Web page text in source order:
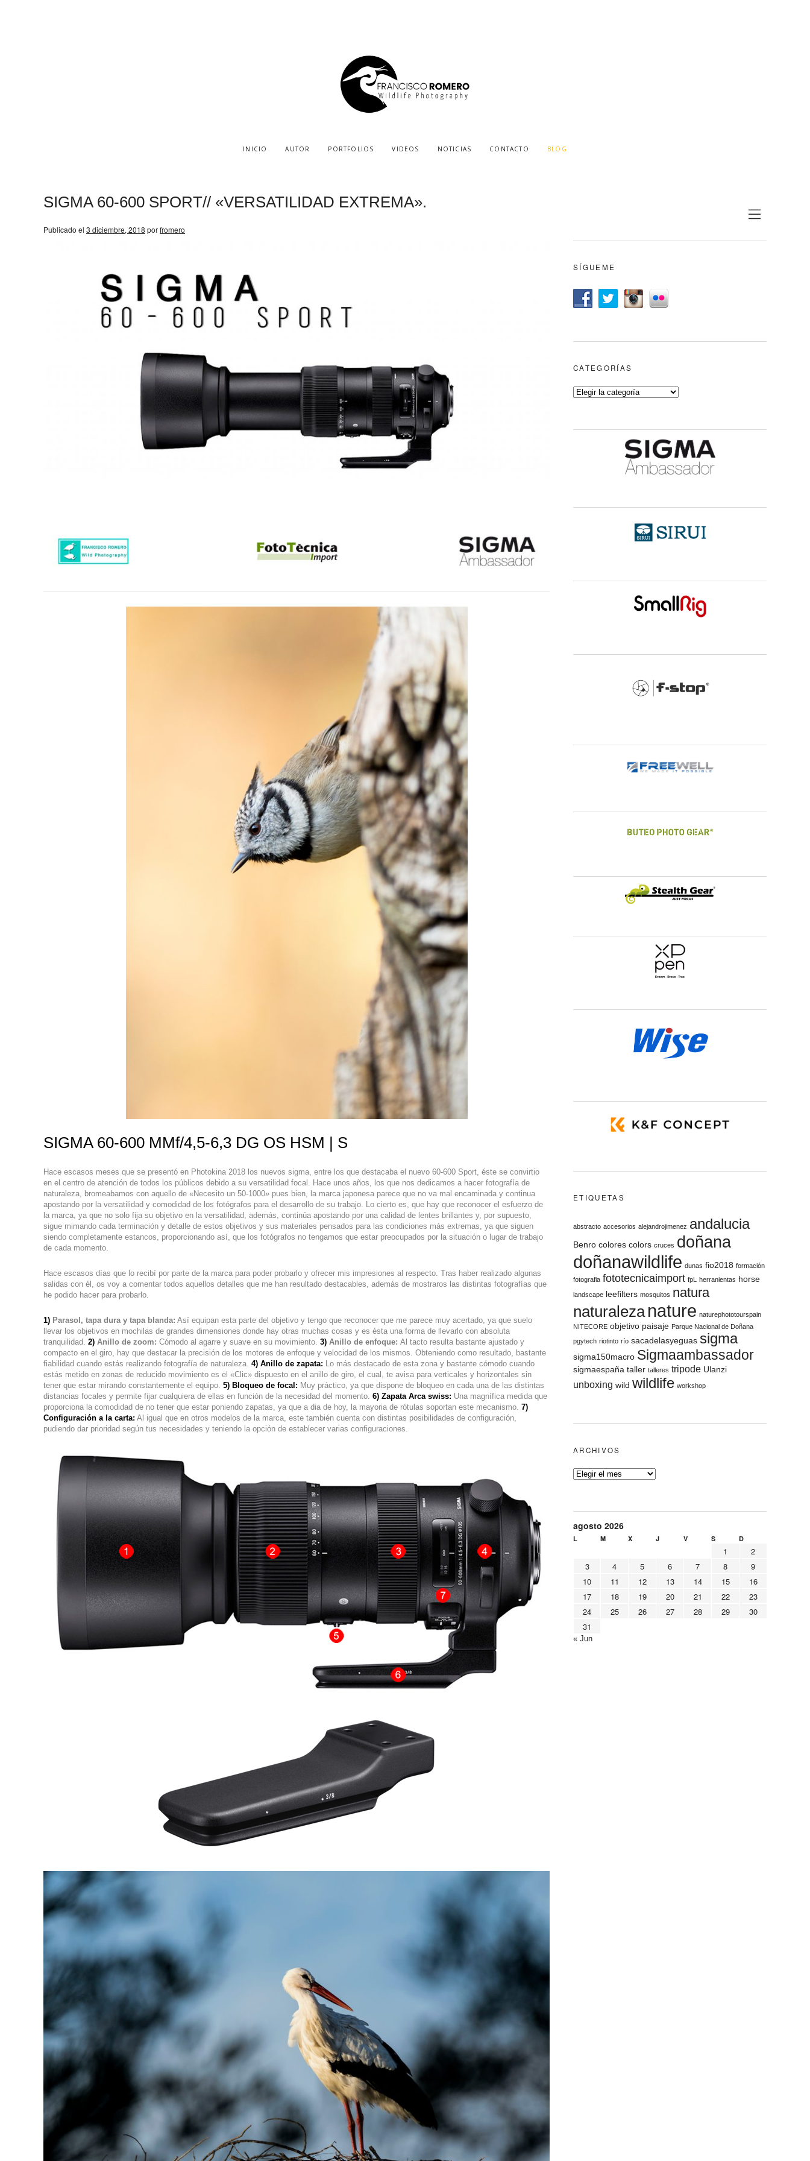
INICIO AUTOR PORTFOLIOS VIDEOS NOTICIAS CONTACTO BLOG
SIGMA 60-600 SPORT// «VERSATILIDAD EXTREMA».
Publicado el 3 diciembre, 2018 porfromero
SIGMA 60-600 MMf/4,5-6,3 DG OS HSM | S
Hace escasos meses que se presentó en Photokina 2018 los nuevos sigma, entre los que destacaba el nuevo 60-600 Sport, éste se convirtio
en el centro de atención de todos los públicos debido a su versatilidad focal. Hace unos años, los que nos dedicamos a hacer fotografía de
naturaleza, bromeabamos con aquello de «Necesito un 50-1000» pues bien, la marca japonesa parece que no va mal encaminada y continua
apostando por la versatilidad y comodidad de los fotógrafos para el desarrollo de su trabajo. Lo cierto es, que hay que reconocer el esfuerzo de
la marca, ya que no solo fija su objetivo en la versatilidad, además, continúa apostando por una calidad de lentes brillantes y, por supuesto,
sigue mimando cada terminación y detalle de estos objetivos y sus materiales pensados para las condiciones más extremas, ya que siguen
siendo completamente estancos, proporcionando así, que los fotógrafos no tengamos que estar preocupados por la situación o lugar de trabajo
de cada momento.
Hace escasos días que lo recibí por parte de la marca para poder probarlo y ofrecer mis impresiones al respecto. Tras haber realizado algunas
salidas con él, os voy a comentar todos aquellos detalles que me han resultado destacables, además de mostraros las distintas fotografías que
he podido hacer para probarlo.
1) Parasol, tapa dura y tapa blanda: Así equipan esta parte del objetivo y tengo que reconocer que me parece muy acertado, ya que suelo
llevar los objetivos en mochilas de grandes dimensiones donde hay otras muchas cosas y es ésta una forma de llevarlo con absoluta
tranquilidad. 2) Anillo de zoom: Cómodo al agarre y suave en su movimiento. 3) Anillo de enfoque: Al tacto resulta bastante ajustado y
compacto en el giro, hay que destacar la precisión de los motores de enfoque y velocidad de los mismos. Obteniendo como resultado, bastante
fiabilidad cuando estás realizando fotografía de naturaleza. 4) Anillo de zapata: Lo más destacado de esta zona y bastante cómodo cuando
estás metido en zonas de reducido movimiento es el «Clic» dispuesto en el anillo de giro, el cual, te avisa para verticales y horizontales sin
tener que estar mirando constantemente el equipo. 5) Bloqueo de focal: Muy práctico, ya que dispone de bloqueo en cada una de las distintas
distancias focales y permite fijar cualquiera de ellas en función de la necesidad del momento. 6) Zapata Arca swiss: Una magnífica medida que
proporciona la comodidad de no tener que estar poniendo zapatas, ya que a dia de hoy, la mayoria de rótulas soportan este mecanismo. 7)
Configuración a la carta: Al igual que en otros modelos de la marca, este también cuenta con distintas posibilidades de configuración,
pudiendo dar prioridad según tus necesidades y teniendo la opción de establecer varias configuraciones.
SÍGUEME
CATEGORÍAS
ETIQUETAS
abstracto accesorios alejandrojimenez andalucia
Benro colores colors cruces doñana
doñanawildlife dunas fio2018 formación
fotografia fototecnicaimport fpL herranientas horse
landscape leefilters mosquitos natura
naturaleza nature naturephototourspain
NITECORE objetivo paisaje Parque Nacional de Doñana
pgytech riotinto río sacadelasyeguas sigma
sigma150macro Sigmaambassador
sigmaespaña taller talleres tripode Ulanzi
unboxing wild wildlife workshop
ARCHIVOS
agosto 2026
L M X J V S D
1
2
3
4 5 6 7 8
9
10
11 12 13 14 15
16
17
18 19 20 21 22
23
24
25 26 27 28 29
30
31
« Jun